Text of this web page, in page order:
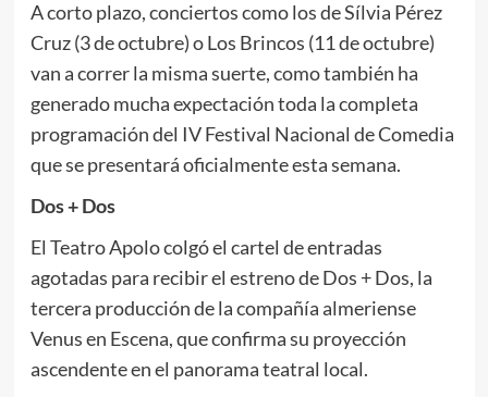
A corto plazo, conciertos como los de Sílvia Pérez
Cruz (3 de octubre) o Los Brincos (11 de octubre)
van a correr la misma suerte, como también ha
generado mucha expectación toda la completa
programación del IV Festival Nacional de Comedia
que se presentará oficialmente esta semana.
Dos + Dos
El Teatro Apolo colgó el cartel de entradas
agotadas para recibir el estreno de Dos + Dos, la
tercera producción de la compañía almeriense
Venus en Escena, que confirma su proyección
ascendente en el panorama teatral local.